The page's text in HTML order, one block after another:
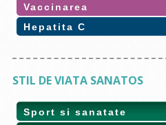
Vaccinarea
Hepatita C
STIL DE VIATA SANATOS
Sport si sanatate